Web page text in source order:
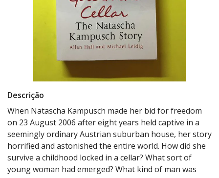
Descrição
When Natascha Kampusch made her bid for freedom
on 23 August 2006 after eight years held captive in a
seemingly ordinary Austrian suburban house, her story
horrified and astonished the entire world. How did she
survive a childhood locked in a cellar? What sort of
young woman had emerged? What kind of man was